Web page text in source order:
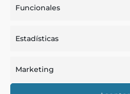
Funcionales
Estadísticas
Marketing
Alimentación